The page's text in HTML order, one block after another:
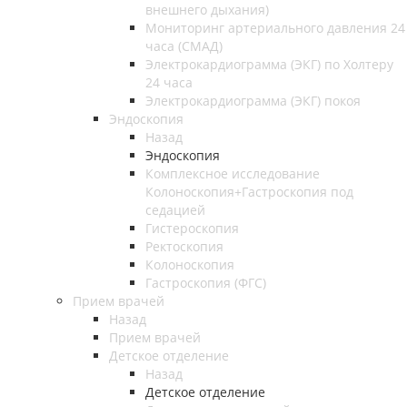
внешнего дыхания)
Мониторинг артериального давления 24
часа (СМАД)
Электрокардиограмма (ЭКГ) по Холтеру
24 часа
Электрокардиограмма (ЭКГ) покоя
Эндоскопия
Назад
Эндоскопия
Комплексное исследование
Колоноскопия+Гастроскопия под
седацией
Гистероскопия
Ректоскопия
Колоноскопия
Гастроскопия (ФГС)
Прием врачей
Назад
Прием врачей
Детское отделение
Назад
Детское отделение